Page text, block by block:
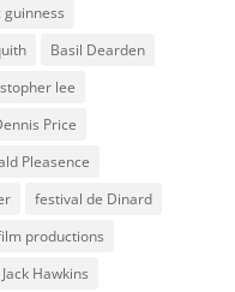
guinness
Basil Dearden
lee
Price
Pleasence
festival de Dinard
productions
Jack Hawkins